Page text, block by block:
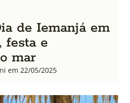
de Iemanjá em
festa e
mar
em 22/05/2025